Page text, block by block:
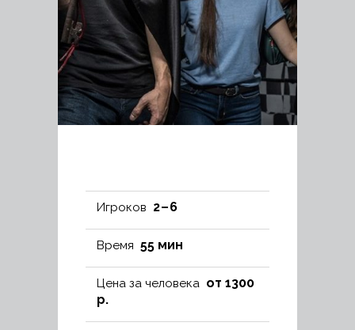
Игроков 2 – 6
Время 55 мин
Цена за человека от 1300
р.